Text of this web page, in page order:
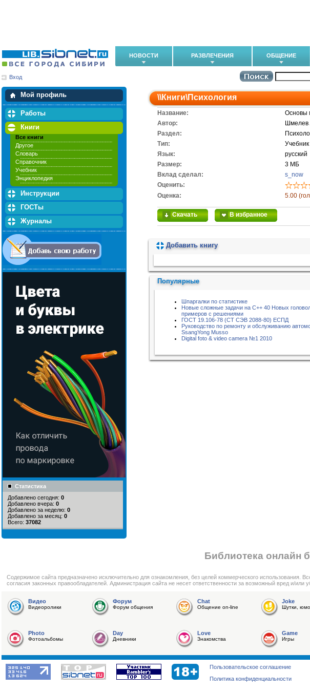
НОВОСТИ РАЗВЛЕЧЕНИЯ ОБЩЕНИЕ
Вход
Мой профиль
Мои закладки
Работы
Книги
Все книги
Другое
Словарь
Справочник
Учебник
Энциклопедия
Инструкции
ГОСТы
Журналы
Статистика
Добавлено сегодня: 0
Добавлено вчера: 0
Добавлено за неделю: 0
Добавлено за месяц: 0
Всего: 37082
\\Книги\Психология
Название:
Основы
Автор:
Шмелев
Раздел:
Тип:
Учебник
Язык:
русский
Размер:
3 МБ
Вклад сделал:
s_now
Оценить:
Оценка:
5.00
Скачать В избранное
Добавить книгу
Популярные
Шпаргалки по статистике
Новые сложные задачи на С++ 40 Новых
примеров с решениями
ГОСТ 19.106-78 (СТ СЭВ 2088-80) ЕСПД
Руководство по ремонту и обслуживанию
SsangYong Musso
Digital foto & video camera №1 2010
Библиотека онлайн
Cодержимое сайта предназначено исключительно для ознакомления, без целей коммерческого
согласия законных правообладателей. Администрация сайта не несет ответственности за возможный вред и/
Видео
Видеоролики
Форум
Форум общения
Chat
Общение on-line
Joke
Шутки,
Photo
Фотоальбомы
Day
Дневники
Love
Знакомства
Game
Игры
Пользовательское соглашение
Политика конфиденциальности